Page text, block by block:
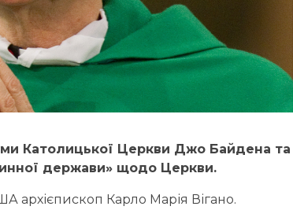
Католицької Церкви Джо Байдена та
держави» щодо Церкви.
архієпископ Карло Марія Вігано.